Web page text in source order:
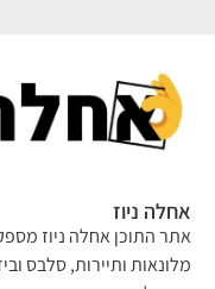
אחלה ניוז
אתר התוכן אחלה ניוז
מלונאות ותיירות, סלבס